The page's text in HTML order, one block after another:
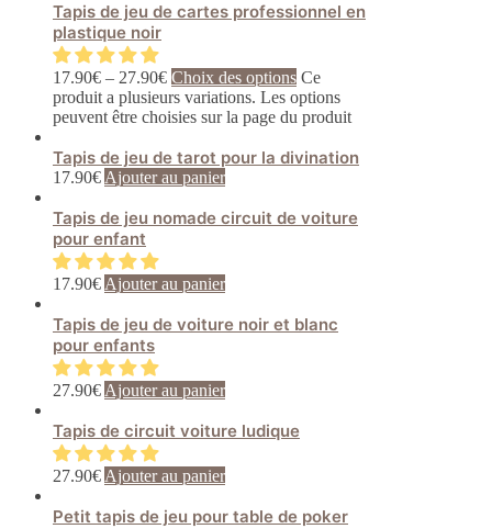
Tapis de jeu de cartes professionnel en
plastique noir
17.90€ – 27.90€ Choix des options Ce
produit a plusieurs variations. Les options
peuvent être choisies sur la page du produit
Tapis de jeu de tarot pour la divination
17.90€Ajouter au panier
Tapis de jeu nomade circuit de voiture
pour enfant
17.90€Ajouter au panier
Tapis de jeu de voiture noir et blanc
pour enfants
27.90€Ajouter au panier
Tapis de circuit voiture ludique
27.90€Ajouter au panier
Petit tapis de jeu pour table de poker